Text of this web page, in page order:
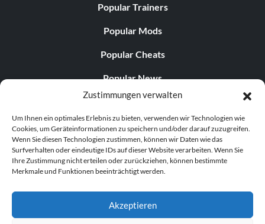
Zustimmungen verwalten
Um Ihnen ein optimales Erlebnis zu bieten, verwenden wir Technologien wie
Cookies, um Geräteinformationen zu speichern und/oder darauf zuzugreifen.
Wenn Sie diesen Technologien zustimmen, können wir Daten wie das
Surfverhalten oder eindeutige IDs auf dieser Website verarbeiten. Wenn Sie
Ihre Zustimmung nicht erteilen oder zurückziehen, können bestimmte
Merkmale und Funktionen beeinträchtigt werden.
Akzeptieren
Popular Trainers
Popular Mods
Popular Cheats
Popular News
Popular Editorials
Popular Free Games
LATEST UPDATES